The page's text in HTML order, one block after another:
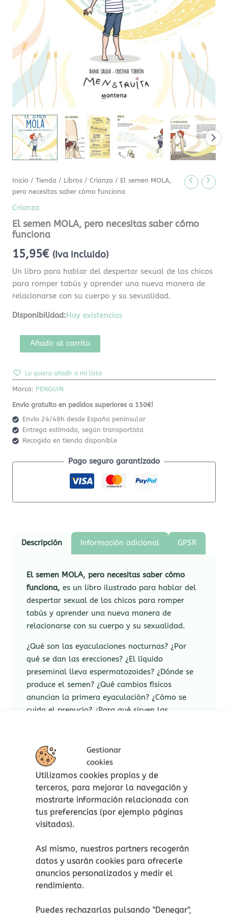
Gestionar
cookies
Utilizamos cookies propias y de
terceros, para mejorar la navegación y
mostrarte información relacionada con
tus preferencias (por ejemplo páginas
visitadas).
Así mismo, nuestros partners recogerán
datos y usarán cookies para ofrecerle
anuncios personalizados y medir el
rendimiento.
Puedes rechazarlas pulsando "Denegar",
Inicio /Tienda / Libros /Crianza / El semen MOLA,
pero necesitas saber cómo funciona
Crianza
El semen MOLA, pero necesitas saber cómo
funciona
15,95€ (Iva incluido)
Un libro para hablar del despertar sexual de los chicos
para romper tabús y aprender una nueva manera de
relacionarse con su cuerpo y su sexualidad.
Disponibilidad:Hay existencias
Añadir al carrito
Lo quiero añadir a mi lista
Marca: PENGUIN
Envío gratuíto en pedidos superiores a 150€!
Envío 24/48h desde España peninsular
Entrega estimada, según transportista
Recogida en tienda disponible
Pago seguro garantizado
Descripción Información adicional GPSR
El semen MOLA, pero necesitas saber cómo
funciona, es un libro ilustrado para hablar del
despertar sexual de los chicos para romper
tabús y aprender una nueva manera de
relacionarse con su cuerpo y su sexualidad.
¿Qué son las eyaculaciones nocturnas? ¿Por
qué se dan las erecciones? ¿El líquido
preseminal lleva espermatozoides? ¿Dónde se
produce el semen? ¿Qué cambios físicos
anuncian la primera eyaculación? ¿Cómo se
cuida el prepucio? ¿Para qué sirven las
Los chicos son los grandes olvidados de la
educación sexual. La gran mayoría aprende
cómo funciona su cuerpo y su sexualidad por
su cuenta a través del porno y de las bromas
con los amigos. Los dejamos absolutamente
solos en este tema. Se han criado con una gran
al machismo, pero no tienen referentes ni
recursos que les ayuden a ser diferentes a eso
que se critica. Por otro lado, las familias y
educadores quieren criar a hombres nuevos,